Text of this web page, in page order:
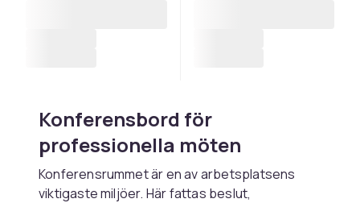
Konferensbord för
professionella möten
Konferensrummet är en av arbetsplatsens
viktigaste miljöer. Här fattas beslut,